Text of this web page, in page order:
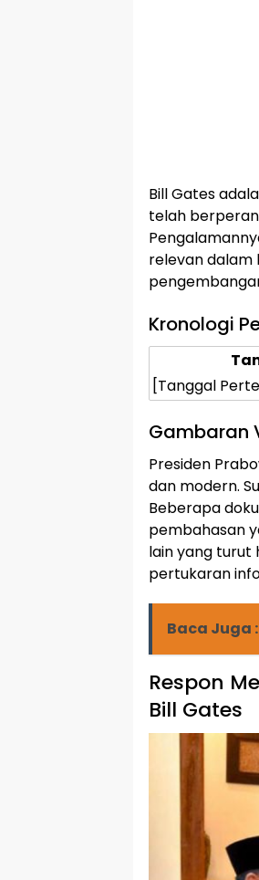
Bill Gates
telah
relevan dalam
Kronologi
[Tanggal
Gambaran
Presiden
dan modern.
Beberapa
pembahasan
lain yang turut
pertukaran
Baca Juga :
Respon
Bill Gates